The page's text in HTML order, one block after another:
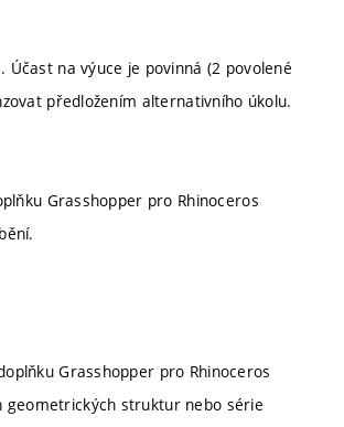
Účast na výuce je povinná (2 povolené
předložením alternativního úkolu.
Grasshopper pro Rhinoceros
Grasshopper pro Rhinoceros
geometrických struktur nebo série